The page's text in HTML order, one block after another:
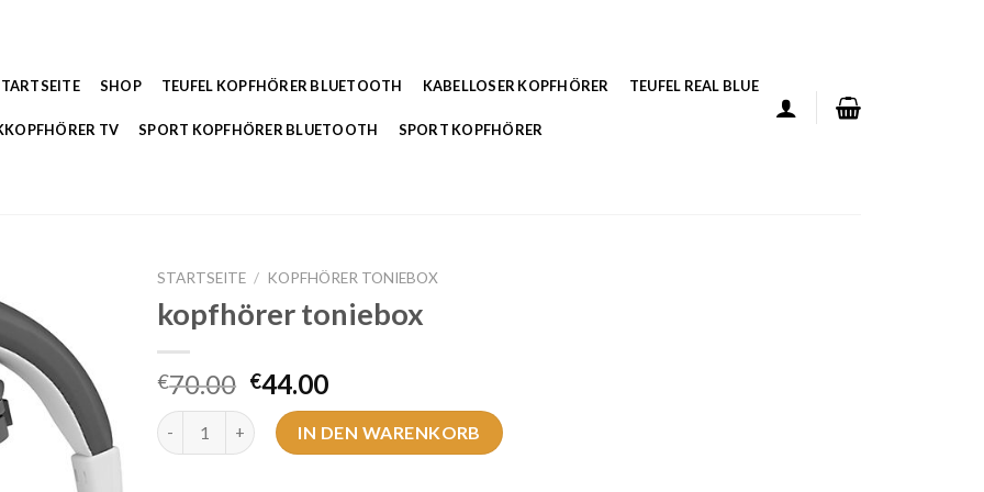
SHOP TEUFEL KOPFHÖRER BLUETOOTH KABELLOSER KOPFHÖRER TEUFEL REAL BLUE
TV SPORT KOPFHÖRER BLUETOOTH SPORT KOPFHÖRER
STARTSEITE / KOPFHÖRER TONIEBOX
kopfhörer toniebox
€70.00 €44.00
kopfhörer toniebox MengeIN DEN WARENKORB